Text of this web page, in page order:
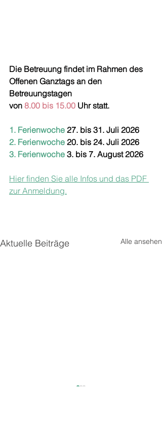
Die Betreuung findet im Rahmen des
Offenen Ganztags an den
Betreuungstagen
von 8.00 bis 15.00 Uhr statt.
1. Ferienwoche 27. bis 31. Juli 2026
2. Ferienwoche 20. bis 24. Juli 2026
3. Ferienwoche 3. bis 7. August 2026
Hier finden Sie alle Infos und das PDF
zur Anmeldung.
Aktuelle Beiträge Alle ansehen